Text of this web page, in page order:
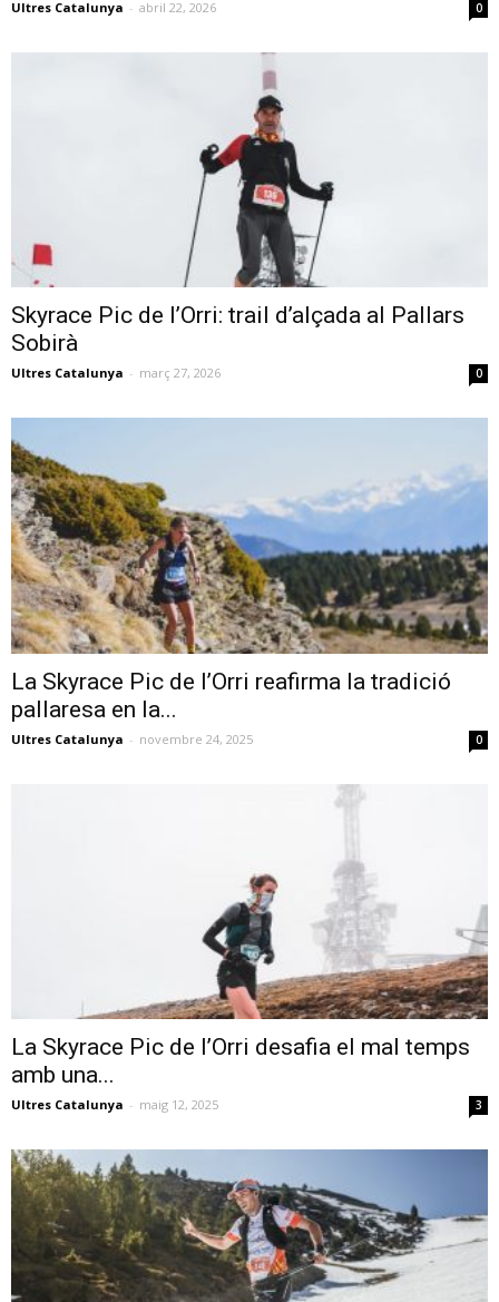
Ultres Catalunya - abril 22, 2026 0
Skyrace Pic de l’Orri: trail d’alçada al Pallars
Sobirà
Ultres Catalunya - març 27, 2026 0
La Skyrace Pic de l’Orri reafirma la tradició
pallaresa en la...
Ultres Catalunya - novembre 24, 2025 0
La Skyrace Pic de l’Orri desafia el mal temps
amb una...
Ultres Catalunya - maig 12, 2025 3